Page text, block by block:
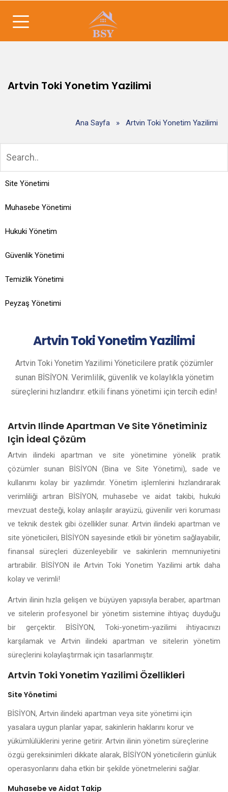
Artvin Toki Yonetim Yazilimi
Ana Sayfa » Artvin Toki Yonetim Yazilimi
Site Yönetimi
Muhasebe Yönetimi
Hukuki Yönetim
Güvenlik Yönetimi
Temizlik Yönetimi
Peyzaş Yönetimi
ArtvinToki Yonetim Yazilimi
Artvin Toki Yonetim Yazilimi Yöneticilere pratik çözümler
sunan BİSİYON. Verimlilik, güvenlik ve kolaylıkla yönetim
süreçlerini hızlandırır. etkili finans yönetimi için tercih edin!
Artvin Ilinde Apartman Ve Site Yönetiminiz
Için İdeal Çözüm
Artvin ilindeki apartman ve site yönetimine yönelik pratik
çözümler sunan BİSİYON (Bina ve Site Yönetimi), sade ve
kullanımı kolay bir yazılımdır. Yönetim işlemlerini hızlandırarak
verimliliği artıran BİSİYON, muhasebe ve aidat takibi, hukuki
mevzuat desteği, kolay anlaşılır arayüzü, güvenilir veri koruması
ve teknik destek gibi özellikler sunar. Artvin ilindeki apartman ve
site yöneticileri, BİSİYON sayesinde etkili bir yönetim sağlayabilir,
finansal süreçleri düzenleyebilir ve sakinlerin memnuniyetini
artırabilir. BİSİYON ile Artvin Toki Yonetim Yazilimi artık daha
kolay ve verimli!
Artvin ilinin hızla gelişen ve büyüyen yapısıyla beraber, apartman
ve sitelerin profesyonel bir yönetim sistemine ihtiyaç duyduğu
bir gerçektir. BİSİYON, Toki-yonetim-yazilimi ihtiyacınızı
karşılamak ve Artvin ilindeki apartman ve sitelerin yönetim
süreçlerini kolaylaştırmak için tasarlanmıştır.
Artvin Toki Yonetim Yazilimi Özellikleri
Site Yönetimi
BİSİYON, Artvin ilindeki apartman veya site yönetimi için
yasalara uygun planlar yapar, sakinlerin haklarını korur ve
yükümlülüklerini yerine getirir. Artvin ilinin yönetim süreçlerine
özgü gereksinimleri dikkate alarak, BİSİYON yöneticilerin günlük
operasyonlarını daha etkin bir şekilde yönetmelerini sağlar.
Muhasebe ve Aidat Takip